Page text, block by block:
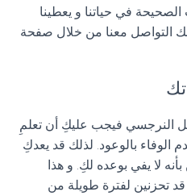
الصحيحة في حياتنا و يعطينا
التواصل معنا من خلال صفحة
النرجسي فيجب عليكِ أن تعلمِ
بالوعود. لذلك قد يعدكِ
بأنه لا يفي بوعده لكِ. و هذا
تحزنين لفترة طويلة من